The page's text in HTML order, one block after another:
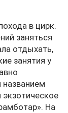
в цирк.
заняться
отдыхать,
занятия у
На